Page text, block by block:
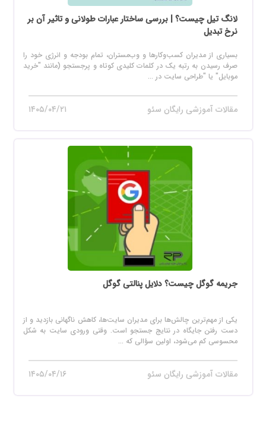
لانگ تیل چیست؟ | بررسی ساختار عبارات طولانی و تاثیر آن بر
نرخ تبدیل
بسیاری از مدیران کسب‌وکارها و وب‌مستران، تمام بودجه و انرژی خود را
صرف رسیدن به رتبه یک در کلمات کلیدی کوتاه و پرجستجو (مانند "خرید
موبایل" یا "طراحی سایت در ...
مقالات آموزشی رایگان سئو ۱۴۰۵/۰۴/۲۱
جریمه گوگل چیست؟ دلایل پنالتی گوگل
یکی از مهم‌ترین چالش‌ها برای مدیران سایت‌ها، کاهش ناگهانی بازدید و از
دست رفتن جایگاه در نتایج جستجو است. وقتی ورودی سایت به شکل
محسوسی کم می‌شود، اولین سؤالی که ...
مقالات آموزشی رایگان سئو ۱۴۰۵/۰۴/۱۶